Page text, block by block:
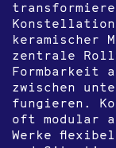
keramischer
zentrale
Formbarkeit
zwischen
fungieren.
oft modular
Werke